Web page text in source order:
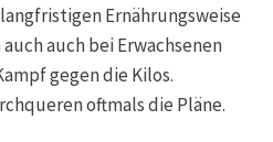
Ernährungsweise
auch bei Erwachsenen
gegen die Kilos.
oftmals die Pläne.